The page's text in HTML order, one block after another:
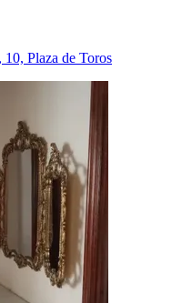
Plaza de Toros